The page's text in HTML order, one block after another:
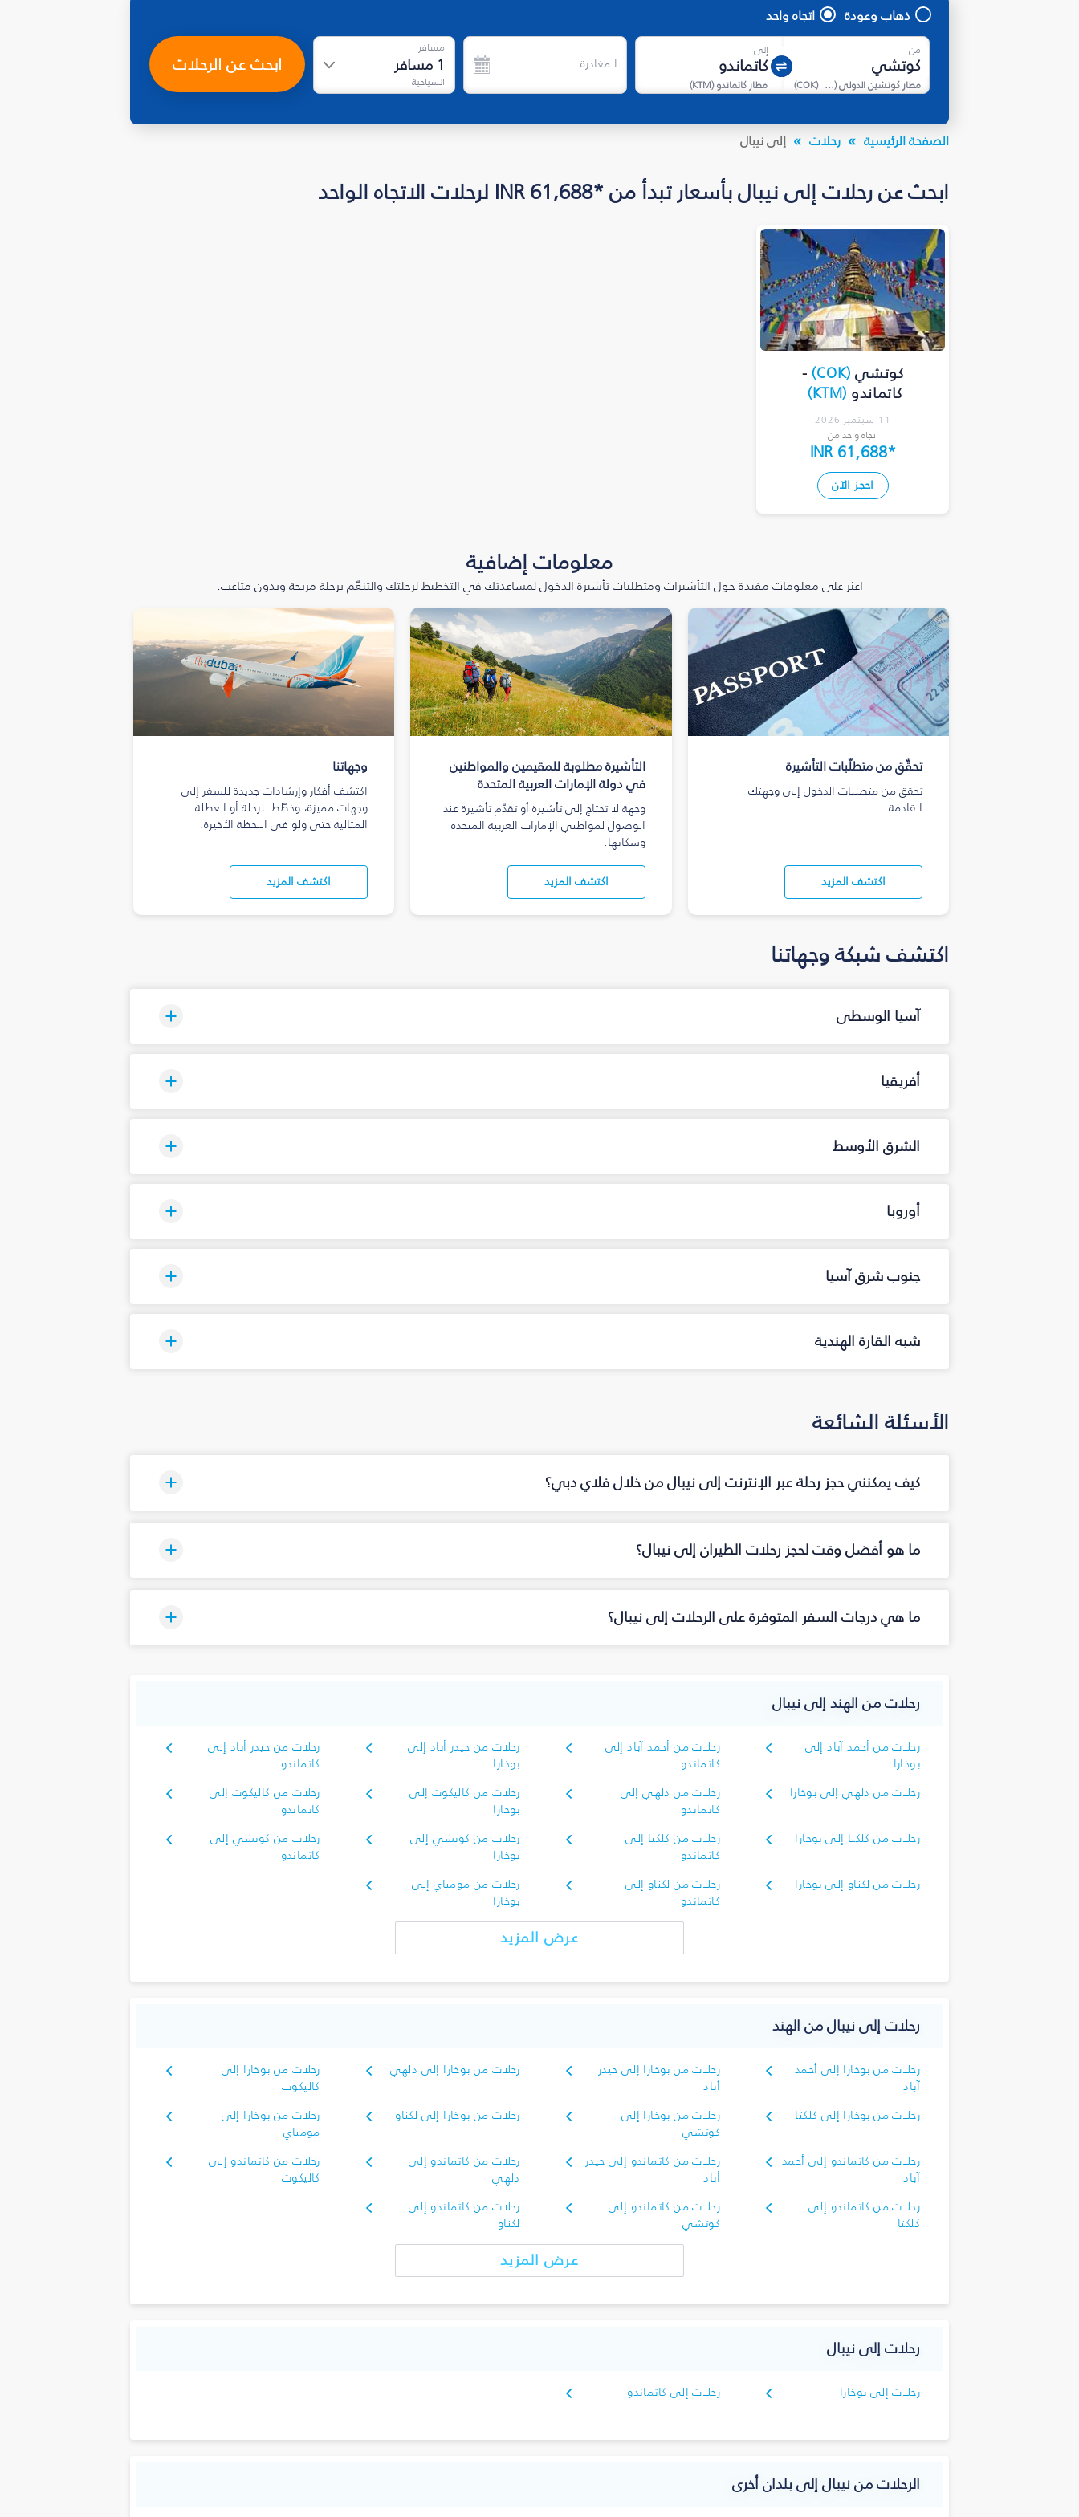
ذهاب وعودة اتجاه واحد
من
مطار كوتشين الدولي (كوتشي) (
COK
)
إلى
مطار كاتماندو(
KTM
)
المغادرة
مسافر
1 مسافر
السياحية
ابحث عن الرحلات
الصفحة الرئيسية رحلات إلى نيبال
ابحث عن رحلات إلى نيبال بأسعار تبدأ من *INR 61,688 لرحلات الاتجاه الواحد
كوتشي (
COK
)
-
كاتماندو (
KTM
)
11 سبتمبر 2026
اتجاه واحد من
INR 61,688*
احجز الآن
معلومات إضافية
اعثر على معلومات مفيدة حول التأشيرات ومتطلبات تأشيرة الدخول لمساعدتك في التخطيط لرحلتك والتنعّم برحلة مريحة وبدون متاعب.
تحقّق من متطلّبات التأشيرة
تحقق من متطلبات الدخول إلى وجهتك
القادمة.
اكتشف المزيد
التأشيرة مطلوبة للمقيمين والمواطنين
في دولة الإمارات العربية المتحدة
وجهة لا تحتاج إلى تأشيرة أو تقدّم تأشيرة عند
الوصول لمواطني الإمارات العربية المتحدة
وسكانها.
اكتشف المزيد
وجهاتنا
اكتشف أفكار وإرشادات جديدة للسفر إلى
وجهات مميزة، وخطّط للرحلة أو العطلة
المثالية حتى ولو في اللحظة الأخيرة.
اكتشف المزيد
اكتشف شبكة وجهاتنا
آسيا الوسطى
أفريقيا
الشرق الأوسط
أوروبا
جنوب شرق آسيا
شبه القارة الهندية
الأسئلة الشائعة
كيف يمكنني حجز رحلة عبر الإنترنت إلى نيبال من خلال فلاي دبي؟
ما هو أفضل وقت لحجز رحلات الطيران إلى نيبال؟
ما هي درجات السفر المتوفرة على الرحلات إلى نيبال؟
رحلات من الهند إلى نيبال
رحلات من أحمد آباد إلى
بوخارا
رحلات من أحمد آباد إلى
كاتماندو
رحلات من حيدر أباد إلى
بوخارا
رحلات من حيدر أباد إلى
كاتماندو
رحلات من دلهي إلى بوخارا
رحلات من دلهي إلى
كاتماندو
رحلات من كاليكوت إلى
بوخارا
رحلات من كاليكوت إلى
كاتماندو
رحلات من كلكتا إلى بوخارا
رحلات من كلكتا إلى
كاتماندو
رحلات من كوتشي إلى
بوخارا
رحلات من كوتشي إلى
كاتماندو
رحلات من لكناو إلى بوخارا
رحلات من لكناو إلى
كاتماندو
رحلات من مومباي إلى
بوخارا
عرض المزيد
رحلات إلى نيبال من الهند
رحلات من بوخارا إلى أحمد
آباد
رحلات من بوخارا إلى حيدر
أباد
رحلات من بوخارا إلى دلهي
رحلات من بوخارا إلى
كاليكوت
رحلات من بوخارا إلى كلكتا
رحلات من بوخارا إلى
كوتشي
رحلات من بوخارا إلى لكناو
رحلات من بوخارا إلى
مومباي
رحلات من كاتماندو إلى أحمد
آباد
رحلات من كاتماندو إلى حيدر
أباد
رحلات من كاتماندو إلى
دلهي
رحلات من كاتماندو إلى
كاليكوت
رحلات من كاتماندو إلى
كلكتا
رحلات من كاتماندو إلى
كوتشي
رحلات من كاتماندو إلى
لكناو
عرض المزيد
رحلات إلى نيبال
رحلات إلى بوخارا رحلات إلى كاتماندو
الرحلات من نيبال إلى بلدان أخرى